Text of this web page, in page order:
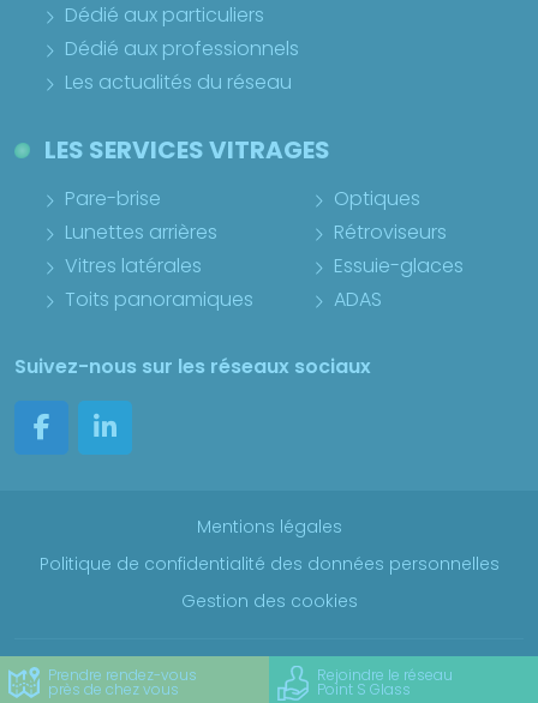
Prendre rendez-vous
près de chez vous
Rejoindre le réseau
Point S Glass
Dédié aux particuliers
Dédié aux professionnels
Les actualités du réseau
LES SERVICES VITRAGES
Pare-brise
Lunettes arrières
Vitres latérales
Toits panoramiques
Optiques
Rétroviseurs
Essuie-glaces
ADAS
Suivez-nous sur les réseaux sociaux
Mentions légales
Politique de confidentialité des données personnelles
Gestion des cookies
Copyright Point S France 2026
Réalisation
www.idclic-enseignes.fr